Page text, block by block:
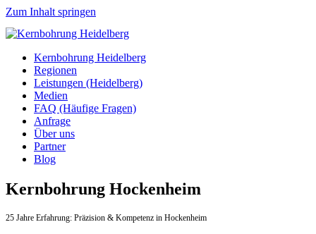
Zum Inhalt springen
Kernbohrung Heidelberg
Regionen
Leistungen (Heidelberg)
Medien
FAQ (Häufige Fragen)
Anfrage
Über uns
Partner
Blog
Kernbohrung Hockenheim
25 Jahre Erfahrung: Präzision & Kompetenz in Hockenheim